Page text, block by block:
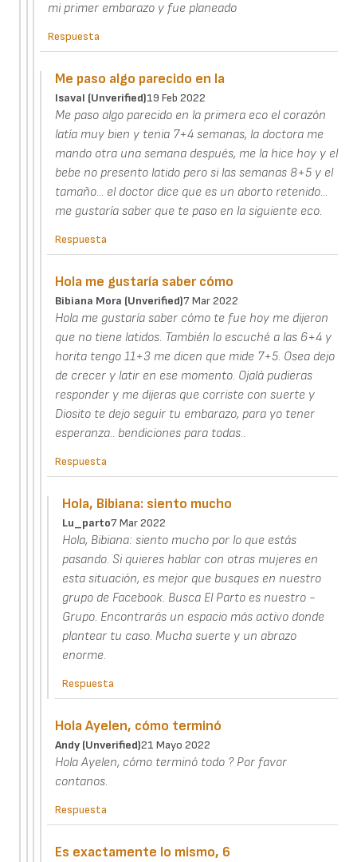
mi primer embarazo y fue planeado
Respuesta
Me paso algo parecido en la
Isaval (unverified)19 Feb 2022
Me paso algo parecido en la primera eco el corazón
latía muy bien y tenia 7+4 semanas, la doctora me
mando otra una semana después, me la hice hoy y el
bebe no presento latido pero si las semanas 8+5 y el
tamaño... el doctor dice que es un aborto retenido...
me gustaría saber que te paso en la siguiente eco.
Respuesta
Hola me gustaría saber cómo
Bibiana Mora (unverified)7 Mar 2022
Hola me gustaría saber cómo te fue hoy me dijeron
que no tiene latidos. También lo escuché a las 6+4 y
horita tengo 11+3 me dicen que mide 7+5. Osea dejo
de crecer y latir en ese momento. Ojalá pudieras
responder y me dijeras que corriste con suerte y
Diosito te dejo seguir tu embarazo, para yo tener
esperanza.. bendiciones para todas..
Respuesta
Hola, Bibiana: siento mucho
Lu_parto7 Mar 2022
Hola, Bibiana: siento mucho por lo que estás
pasando. Si quieres hablar con otras mujeres en
esta situación, es mejor que busques en nuestro
grupo de Facebook. Busca El Parto es nuestro -
Grupo. Encontrarás un espacio más activo donde
plantear tu caso. Mucha suerte y un abrazo
enorme.
Respuesta
Hola Ayelen, cómo terminó
Andy (unverified)21 Mayo 2022
Hola Ayelen, cómo terminó todo ? Por favor
contanos.
Respuesta
Es exactamente lo mismo, 6